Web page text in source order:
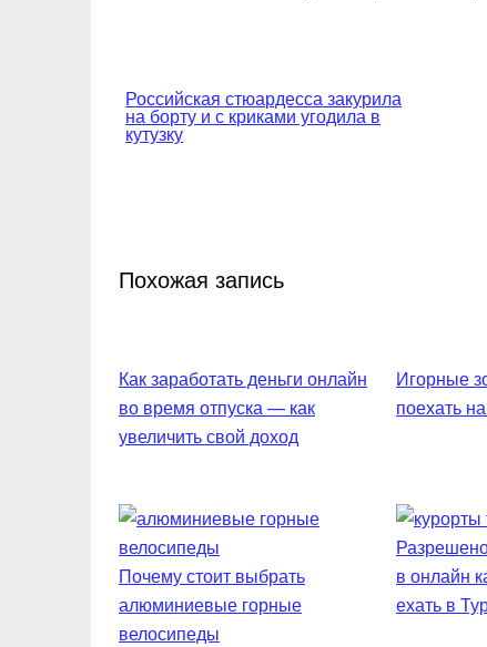
Навигация
Российская стюардесса закурила
на борту и с криками угодила в
кутузку
Похожая запись
Как заработать деньги онлайн
во время отпуска — как
увеличить свой доход
Игорные
поехать
Почему стоит выбрать
алюминиевые горные
велосипеды
в онлайн
ехать в